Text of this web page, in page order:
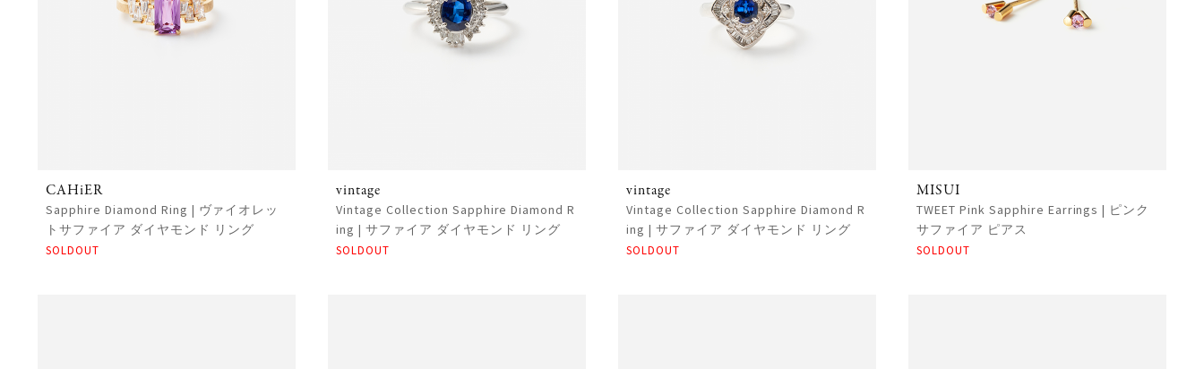
CAHiER
Sapphire Diamond Ring | ヴァイオレッ
トサファイア ダイヤモンド リング
SOLDOUT
vintage
Vintage Collection Sapphire Diamond R
ing | サファイア ダイヤモンド リング
SOLDOUT
vintage
Vintage Collection Sapphire Diamond R
ing | サファイア ダイヤモンド リング
SOLDOUT
MISUI
TWEET Pink Sapphire Earrings | ピンク
サファイア ピアス
SOLDOUT